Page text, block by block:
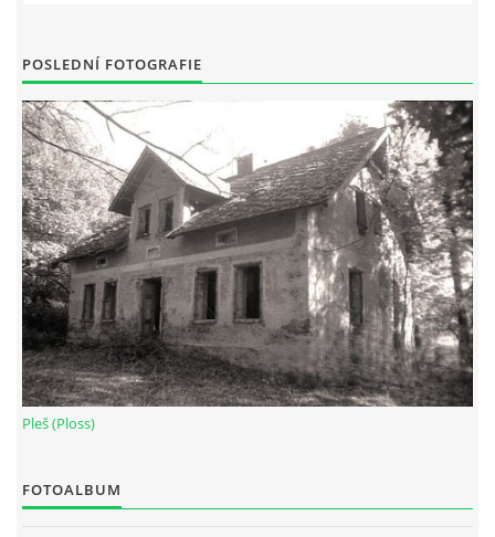
POSLEDNÍ FOTOGRAFIE
Pleš (Ploss)
FOTOALBUM